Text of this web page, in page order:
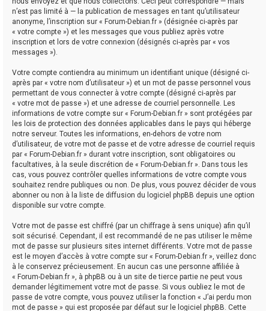
n’est pas limité à — la publication de messages en tant qu’utilisateur
anonyme, l’inscription sur « Forum-Debian.fr » (désignée ci-après par
« votre compte ») et les messages que vous publiez après votre
inscription et lors de votre connexion (désignés ci-après par « vos
messages »).
Votre compte contiendra au minimum un identifiant unique (désigné ci-
après par « votre nom d’utilisateur ») et un mot de passe personnel vous
permettant de vous connecter à votre compte (désigné ci-après par
« votre mot de passe ») et une adresse de courriel personnelle. Les
informations de votre compte sur « Forum-Debian.fr » sont protégées par
les lois de protection des données applicables dans le pays qui héberge
notre serveur. Toutes les informations, en-dehors de votre nom
d’utilisateur, de votre mot de passe et de votre adresse de courriel requis
par « Forum-Debian.fr » durant votre inscription, sont obligatoires ou
facultatives, à la seule discrétion de « Forum-Debian.fr ». Dans tous les
cas, vous pouvez contrôler quelles informations de votre compte vous
souhaitez rendre publiques ou non. De plus, vous pouvez décider de vous
abonner ou non à la liste de diffusion du logiciel phpBB depuis une option
disponible sur votre compte.
Votre mot de passe est chiffré (par un chiffrage à sens unique) afin qu’il
soit sécurisé. Cependant, il est recommandé de ne pas utiliser le même
mot de passe sur plusieurs sites internet différents. Votre mot de passe
est le moyen d’accès à votre compte sur « Forum-Debian.fr », veillez donc
à le conservez précieusement. En aucun cas une personne affiliée à
« Forum-Debian.fr », à phpBB ou à un site de tierce partie ne peut vous
demander légitimement votre mot de passe. Si vous oubliez le mot de
passe de votre compte, vous pouvez utiliser la fonction « J’ai perdu mon
mot de passe » qui est proposée par défaut sur le logiciel phpBB. Cette